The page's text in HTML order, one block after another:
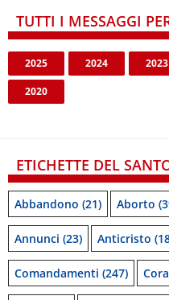
TUTTI I MESSAGGI
2025 2024 2023
2020
ETICHETTE DEL
Abbandono (21) Aborto
Annunci (23) Anticristo
Comandamenti (247)